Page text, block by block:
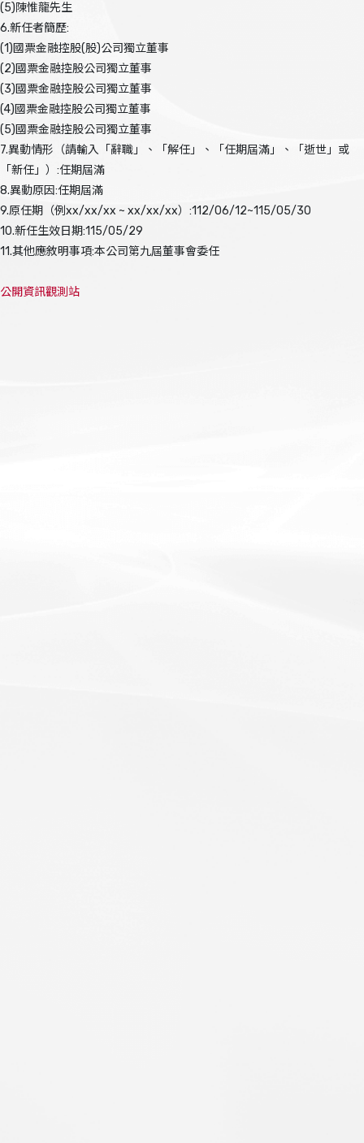
(5)陳惟龍先生
6.新任者簡歷:
(1)國票金融控股(股)公司獨立董事
(2)國票金融控股公司獨立董事
(3)國票金融控股公司獨立董事
(4)國票金融控股公司獨立董事
(5)國票金融控股公司獨立董事
7.異動情形（請輸入「辭職」、「解任」、「任期屆滿」、「逝世」或
「新任」）:任期屆滿
8.異動原因:任期屆滿
9.原任期（例xx/xx/xx ~ xx/xx/xx）:112/06/12~115/05/30
10.新任生效日期:115/05/29
11.其他應敘明事項:本公司第九屆董事會委任
公開資訊觀測站